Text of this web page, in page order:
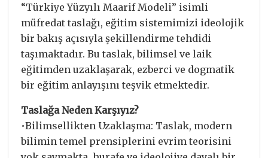
“Türkiye Yüzyılı Maarif Modeli” isimli
müfredat taslağı, eğitim sistemimizi ideolojik
bir bakış açısıyla şekillendirme tehdidi
taşımaktadır. Bu taslak, bilimsel ve laik
eğitimden uzaklaşarak, ezberci ve dogmatik
bir eğitim anlayışını teşvik etmektedir.
Taslağa Neden Karşıyız?
•Bilimsellikten Uzaklaşma: Taslak, modern
bilimin temel prensiplerini evrim teorisini